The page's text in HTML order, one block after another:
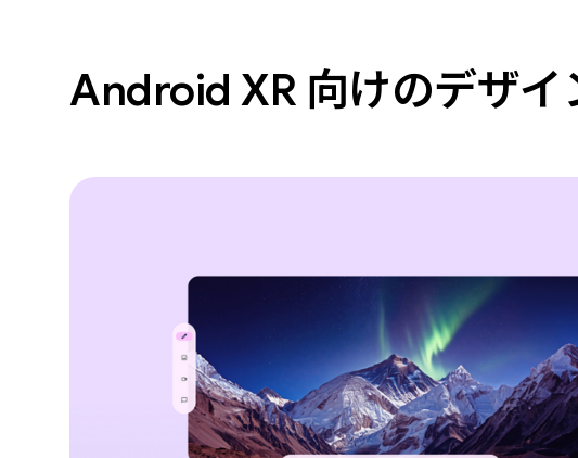
Android XR 向けのデザイ